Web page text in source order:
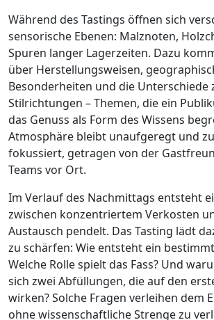
Während des Tastings öffnen sich
sensorische Ebenen: Malznoten,
Spuren langer Lagerzeiten. Dazu
über Herstellungsweisen,
Besonderheiten und die Unterschiede
Stilrichtungen – Themen, die ein
das Genuss als Form des Wissens
Atmosphäre bleibt unaufgeregt und
fokussiert, getragen von der
Teams vor Ort.
Im Verlauf des Nachmittags entsteht
zwischen konzentriertem Verkosten
Austausch pendelt. Das Tasting lädt
zu schärfen: Wie entsteht ein
Welche Rolle spielt das Fass? Und
sich zwei Abfüllungen, die auf den
wirken? Solche Fragen verleihen dem
ohne wissenschaftliche Strenge zu